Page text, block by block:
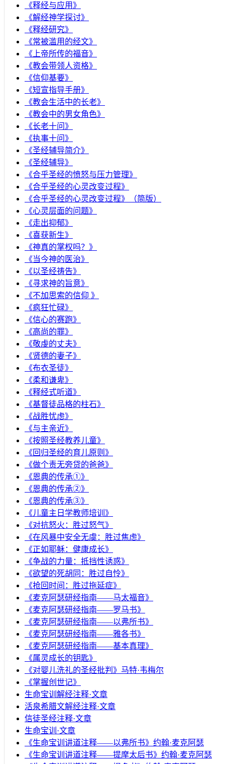
《释经与应用》
《解经神学探讨》
《释经研究》
《常被滥用的经文》
《上帝所传的福音》
《教会带领人资格》
《信仰基要》
《短宣指导手册》
《教会生活中的长老》
《教会中的男女角色》
《长老十问》
《执事十问》
《圣经辅导简介》
《圣经辅导》
​《合乎圣经的愤怒与压力管理》
《合乎圣经的心灵改变过程》
《合乎圣经的心灵改变过程》（简版）
《心灵层面的问题》
《走出抑郁》
《喜获新生》
《神真的掌权吗？》
《当今神的医治》
《以圣经祷告》
《寻求神的旨意》
《不加思索的信仰 》
《疯狂忙碌》
《信心的赛跑》
《高尚的罪》
《敬虔的丈夫》
《贤德的妻子》
《布衣圣徒》
《柔和谦卑》
《释经式听道》
《基督徒品格的柱石》
《战胜忧虑》
《与主亲近》
《按照圣经教养儿童》
《回归圣经的育儿原则》
《做个责无旁贷的爸爸》
《恩典的传承①》
《恩典的传承②》
《恩典的传承③》
《儿童主日学教师培训》
《对抗怒火：胜过怒气》
《在风暴中安全无虞：胜过焦虑》
《正如耶稣：健康成长》
《争战的力量：抵挡性诱惑》
《欲望的死胡同：胜过自怜》
《抢回时间：胜过拖延症》
《麦克阿瑟研经指南——马太福音》
《麦克阿瑟研经指南——罗马书》
《麦克阿瑟研经指南——以弗所书》
《麦克阿瑟研经指南——雅各书》
《麦克阿瑟研经指南——基本真理》
《属灵成长的钥匙》
《对婴儿洗礼的圣经批判》马特·韦梅尔
《掌握创世记》
生命宝训解经注释·文章
活泉希腊文解经注释·文章
信徒圣经注释·文章
生命宝训·文章
《生命宝训讲道注释——以弗所书》约翰·麦克阿瑟
《生命宝训讲道注释——提摩太后书》约翰·麦克阿瑟